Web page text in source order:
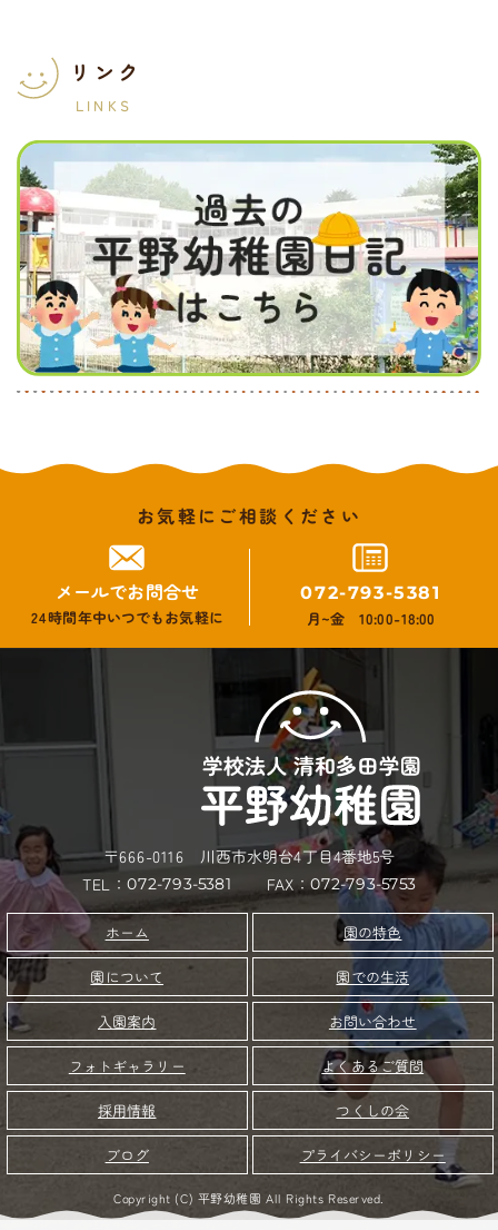
リンク
LINKS
お気軽にご相談ください
メールでお問合せ
24時間年中いつでもお気軽に
072-793-5381
月~金 10:00-18:00
〒666-0116 川西市水明台4丁目4番地5号
TEL：072-793-5381 FAX： 072-793-5753
ホーム 園の特色
園について 園での生活
入園案内 お問い合わせ
フォトギャラリー よくあるご質問
採用情報 つくしの会
ブログ プライバシーポリシー
Copyright (C) 平野幼稚園 All Rights Reserved.